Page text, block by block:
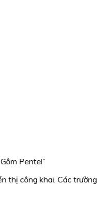
Pentel”
thị công khai. Các trường